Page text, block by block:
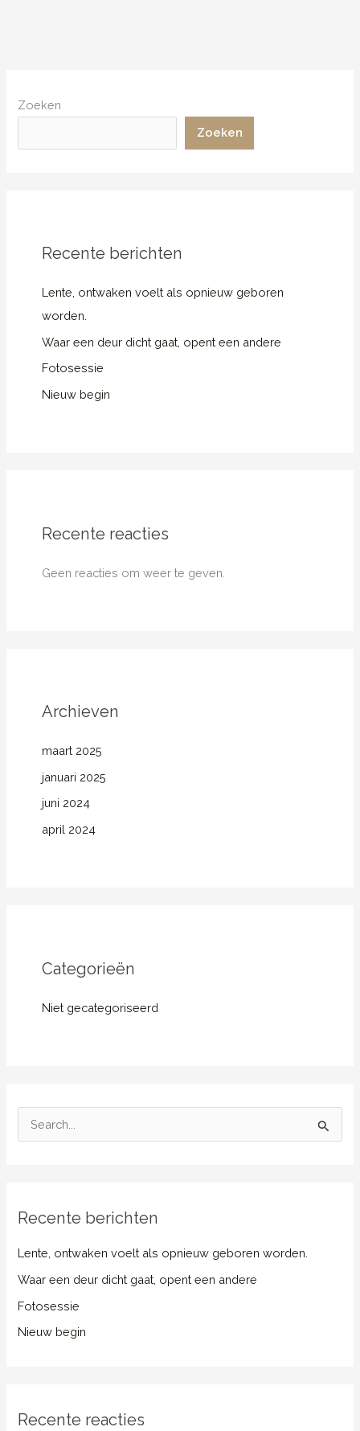
Zoeken
Zoeken
Recente berichten
Lente, ontwaken voelt als opnieuw geboren
worden.
Waar een deur dicht gaat, opent een andere
Fotosessie
Nieuw begin
Recente reacties
Geen reacties om weer te geven.
Archieven
maart 2025
januari 2025
juni 2024
april 2024
Categorieën
Niet gecategoriseerd
o
n
a
r
:
Recente berichten
Lente, ontwaken voelt als opnieuw geboren worden.
Waar een deur dicht gaat, opent een andere
Fotosessie
Nieuw begin
Recente reacties